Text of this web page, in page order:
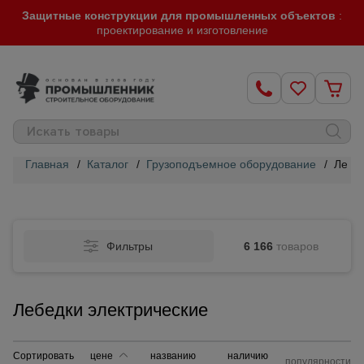
Защитные конструкции для промышленных объектов :
проектирование и изготовление
Главная / Каталог / Грузоподъемное оборудование /
Фильтры 6 166 товаров
Лебедки электрические
Сортировать
цене названию наличию популярности